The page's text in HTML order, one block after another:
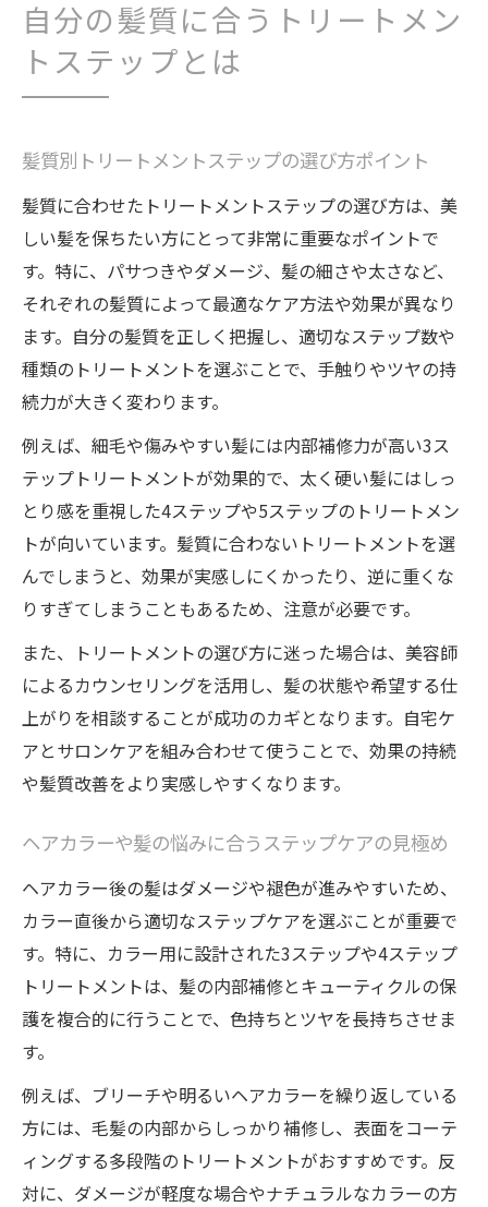
自分の髪質に合うトリートメン
トステップとは
髪質別トリートメントステップの選び方ポイント
髪質に合わせたトリートメントステップの選び方は、美
しい髪を保ちたい方にとって非常に重要なポイントで
す。特に、パサつきやダメージ、髪の細さや太さなど、
それぞれの髪質によって最適なケア方法や効果が異なり
ます。自分の髪質を正しく把握し、適切なステップ数や
種類のトリートメントを選ぶことで、手触りやツヤの持
続力が大きく変わります。
例えば、細毛や傷みやすい髪には内部補修力が高い3ス
テップトリートメントが効果的で、太く硬い髪にはしっ
とり感を重視した4ステップや5ステップのトリートメン
トが向いています。髪質に合わないトリートメントを選
んでしまうと、効果が実感しにくかったり、逆に重くな
りすぎてしまうこともあるため、注意が必要です。
また、トリートメントの選び方に迷った場合は、美容師
によるカウンセリングを活用し、髪の状態や希望する仕
上がりを相談することが成功のカギとなります。自宅ケ
アとサロンケアを組み合わせて使うことで、効果の持続
や髪質改善をより実感しやすくなります。
ヘアカラーや髪の悩みに合うステップケアの見極め
ヘアカラー後の髪はダメージや褪色が進みやすいため、
カラー直後から適切なステップケアを選ぶことが重要で
す。特に、カラー用に設計された3ステップや4ステップ
トリートメントは、髪の内部補修とキューティクルの保
護を複合的に行うことで、色持ちとツヤを長持ちさせま
す。
例えば、ブリーチや明るいヘアカラーを繰り返している
方には、毛髪の内部からしっかり補修し、表面をコーテ
ィングする多段階のトリートメントがおすすめです。反
対に、ダメージが軽度な場合やナチュラルなカラーの方